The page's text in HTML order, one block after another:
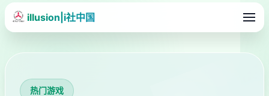
illusion|i社中国
热门游戏